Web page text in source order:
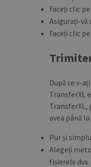
Faceți clic
Asigurați-vă
Faceți clic
După ce v-
TransferXL
TransferXL,
avea până la
Pur și
Alegeți
fișierele